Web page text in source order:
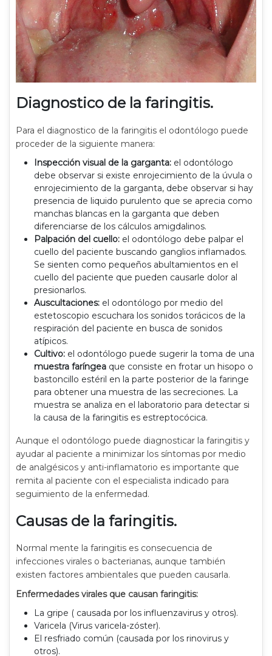
Diagnostico de la faringitis.
Para el diagnostico de la faringitis el odontólogo puede
proceder de la siguiente manera:
Inspección visual de la garganta: el odontólogo
debe observar si existe enrojecimiento de la úvula o
enrojecimiento de la garganta, debe observar si hay
presencia de liquido purulento que se aprecia como
manchas blancas en la garganta que deben
diferenciarse de los cálculos amigdalinos.
Palpación del cuello: el odontólogo debe palpar el
cuello del paciente buscando ganglios inflamados.
Se sienten como pequeños abultamientos en el
cuello del paciente que pueden causarle dolor al
presionarlos.
Auscultaciones: el odontólogo por medio del
estetoscopio escuchara los sonidos torácicos de la
respiración del paciente en busca de sonidos
atípicos.
Cultivo: el odontólogo puede sugerir la toma de una
muestra faríngea que consiste en frotar un hisopo o
bastoncillo estéril en la parte posterior de la faringe
para obtener una muestra de las secreciones. La
muestra se analiza en el laboratorio para detectar si
la causa de la faringitis es estreptocócica.
Aunque el odontólogo puede diagnosticar la faringitis y
ayudar al paciente a minimizar los síntomas por medio
de analgésicos y anti-inflamatorio es importante que
remita al paciente con el especialista indicado para
seguimiento de la enfermedad.
Causas de la faringitis.
Normal mente la faringitis es consecuencia de
infecciones virales o bacterianas, aunque también
existen factores ambientales que pueden causarla.
Enfermedades virales que causan faringitis:
La gripe ( causada por los influenzavirus y otros).
Varicela (Virus varicela-zóster).
El resfriado común (causada por los rinovirus y
otros).